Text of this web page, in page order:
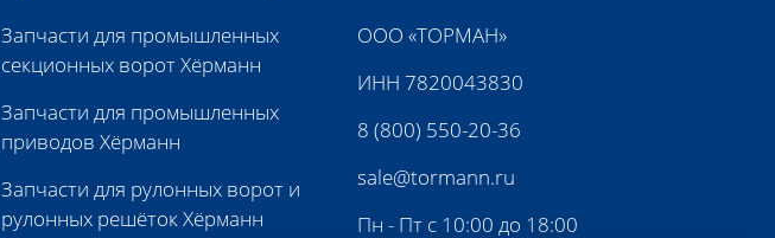
Запчасти для промышленных
секционных ворот Хёрманн
Запчасти для промышленных
приводов Хёрманн
Запчасти для рулонных ворот и
рулонных решёток Хёрманн
ООО «ТОРМАН»
ИНН 7820043830
8 (800) 550-20-36
sale@tormann.ru
Пн - Пт с 10:00 до 18:00